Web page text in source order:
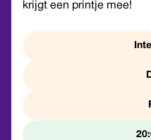
krijgt een printje mee!